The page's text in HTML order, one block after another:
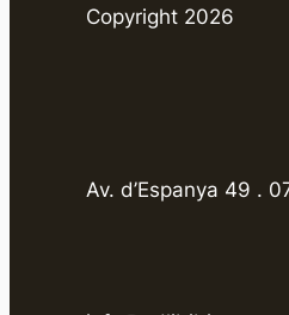
Copyright 2026
Av. d’Espanya 49 .